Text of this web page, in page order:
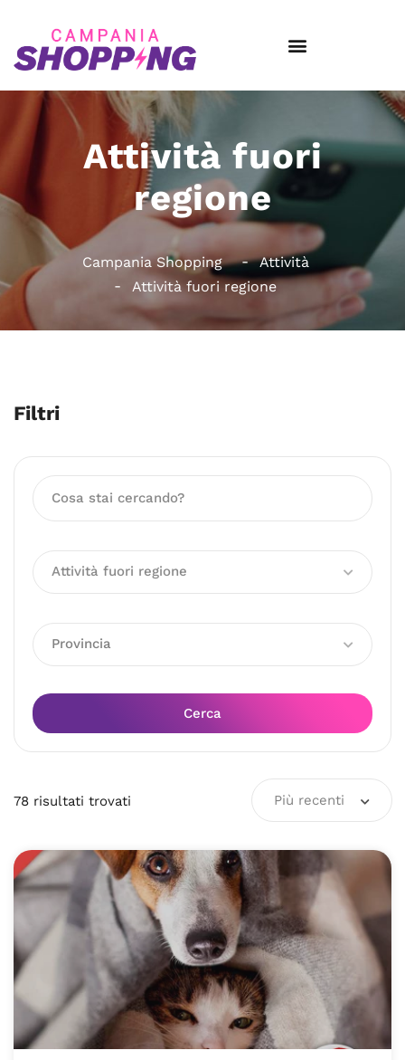
Attività fuori
regione
Campania Shopping
Attività
Attività fuori regione
Filtri
Attività fuori regione
Provincia
Cerca
78 risultati trovati Più recenti